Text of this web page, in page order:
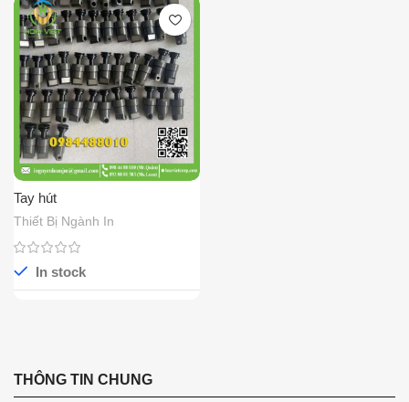
Tay hút
Thiết Bị Ngành In
In stock
THÔNG TIN CHUNG